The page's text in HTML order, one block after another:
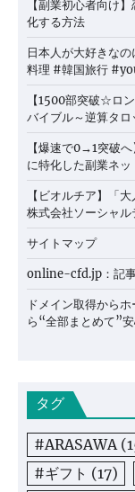
【副業初心者向け
化する方法
日本人が大好きな
料理 #韓国旅行
【1500部突破☆ロ
バイブル～逆算タ
【爆速で0→1突破
に特化した副業ネ
【ビオルチア】「
株式会社ソーシャル
サイトマップ
online-cfd.jp：記
ドメイン取得から
ら“全部まとめて”
タグ
#ARASAWA
#ギフト (17)